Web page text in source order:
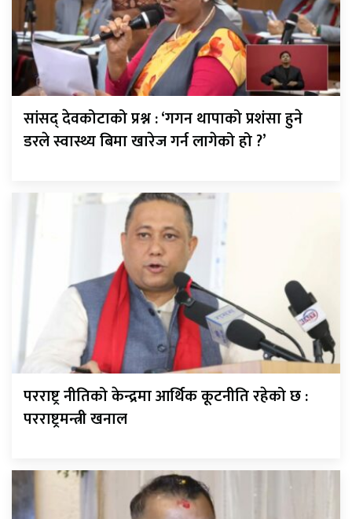
सांसद् देवकोटाको प्रश्न : ‘गगन थापाको प्रशंसा हुने
डरले स्वास्थ्य बिमा खारेज गर्न लागेको हो ?’
परराष्ट्र नीतिको केन्द्रमा आर्थिक कूटनीति रहेको छ :
परराष्ट्रमन्त्री खनाल